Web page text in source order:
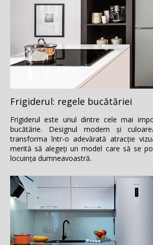
Frigiderul: regele bucătăriei
Frigiderul este unul dintre cele mai
bucătărie. Designul modern şi
transforma într-o adevărată atracţie
merită să alegeţi un model care să se
locuinţa dumneavoastră.